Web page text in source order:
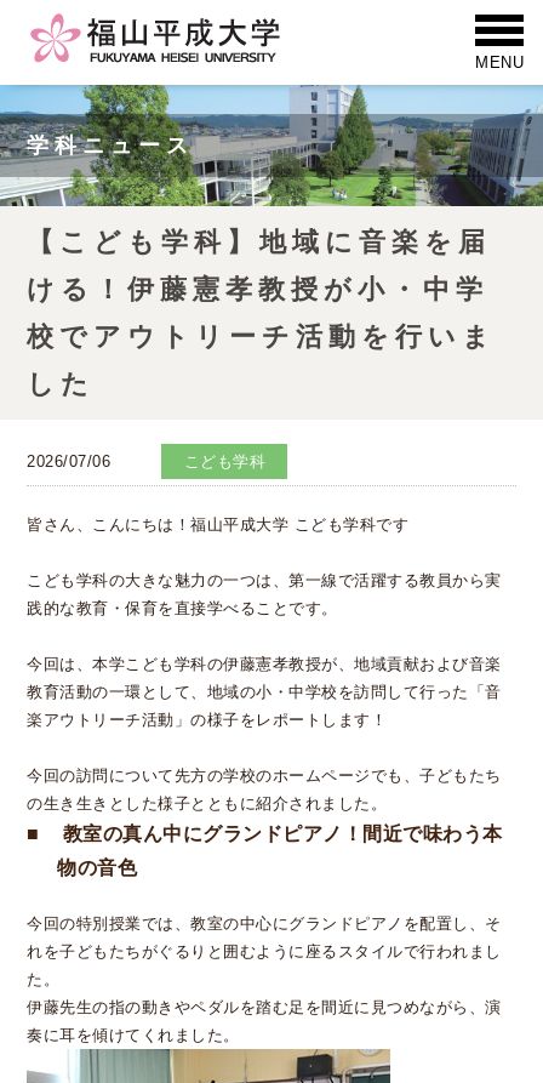
学科ニュース
【こども学科】地域に音楽を届
ける！伊藤憲孝教授が小・中学
校でアウトリーチ活動を行いま
した
2026/07/06 こども学科
皆さん、こんにちは！福山平成大学 こども学科です
こども学科の大きな魅力の一つは、第一線で活躍する教員から実
践的な教育・保育を直接学べることです。
今回は、本学こども学科の伊藤憲孝教授が、地域貢献および音楽
教育活動の一環として、地域の小・中学校を訪問して行った「音
楽アウトリーチ活動」の様子をレポートします！
今回の訪問について先方の学校のホームページでも、子どもたち
の生き生きとした様子とともに紹介されました。
教室の真ん中にグランドピアノ！間近で味わう本
物の音色
今回の特別授業では、教室の中心にグランドピアノを配置し、そ
れを子どもたちがぐるりと囲むように座るスタイルで行われまし
た。
伊藤先生の指の動きやペダルを踏む足を間近に見つめながら、演
奏に耳を傾けてくれました。